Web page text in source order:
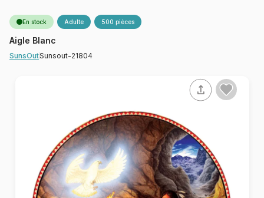
En stock Adulte 500 pièces
Aigle Blanc
SunsOutSunsout-21804